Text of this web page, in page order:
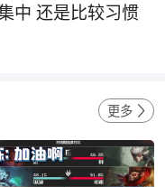
中 还是比较习惯
更多